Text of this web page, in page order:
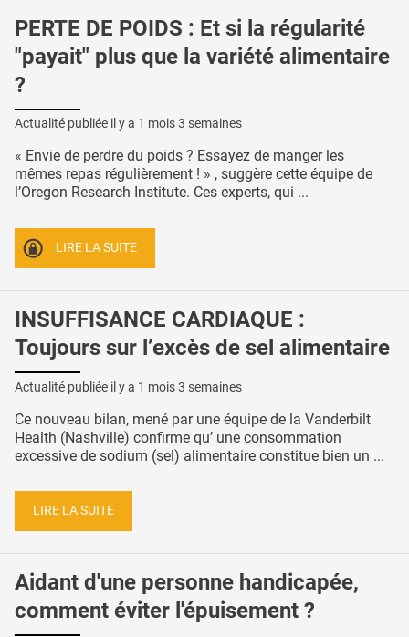
PERTE DE POIDS : Et si la régularité
"payait" plus que la variété alimentaire
?
Actualité publiée il y a 1 mois 3 semaines
« Envie de perdre du poids ? Essayez de manger les
mêmes repas régulièrement ! » , suggère cette équipe de
l’Oregon Research Institute. Ces experts, qui ...
LIRE LA SUITE
INSUFFISANCE CARDIAQUE :
Toujours sur l’excès de sel alimentaire
Actualité publiée il y a 1 mois 3 semaines
Ce nouveau bilan, mené par une équipe de la Vanderbilt
Health (Nashville) confirme qu’ une consommation
excessive de sodium (sel) alimentaire constitue bien un ...
LIRE LA SUITE
Aidant d'une personne handicapée,
comment éviter l'épuisement ?